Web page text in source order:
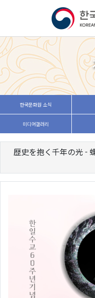
한국문화원 소식
미디어갤러리
歴史を抱く千年の光 -